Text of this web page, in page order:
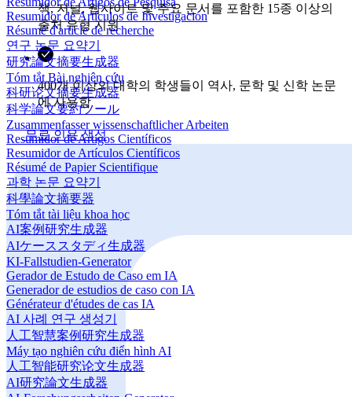
Resumidor de Artículos de Investigación
Résumé d'article de recherche
연구 논문 요약기
研究論文摘要生成器
Tóm tắt Bài nghiên cứu
科研论文摘要生成器
科学論文要約ツール
Zusammenfasser wissenschaftlicher Arbeiten
Resumidor de Artigos Científicos
Resumidor de Artículos Científicos
Résumé de Papier Scientifique
과학 논문 요약기
科學論文摘要器
Tóm tắt tài liệu khoa học
AI案例研究生成器
AIケーススタディ生成器
KI-Fallstudien-Generator
Gerador de Estudo de Caso em IA
Generador de estudios de caso con IA
Générateur d'études de cas IA
AI 사례 연구 생성기
人工智慧案例研究生成器
Máy tạo nghiên cứu điển hình AI
人工智能研究论文生成器
AI研究論文生成器
책, 저널, 웹사이트 및 주요 문서를 포함한 15종 이상의
출처 유형 지원
400개 이상의 대학의 학생들이 역사, 문학 및 신학 논문
에 사용함
무료 인용 생성